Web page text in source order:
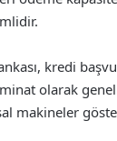
kredi
olarak
makineler